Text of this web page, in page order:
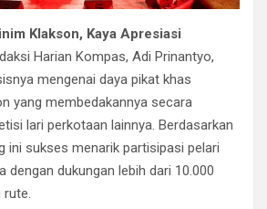
Klakson, Kaya Apresiasi
Harian Kompas, Adi Prinantyo,
mengenai daya pikat khas
yang membedakannya secara
lari perkotaan lainnya. Berdasarkan
ini sukses menarik partisipasi pelari
dengan dukungan lebih dari 10.000
rute.